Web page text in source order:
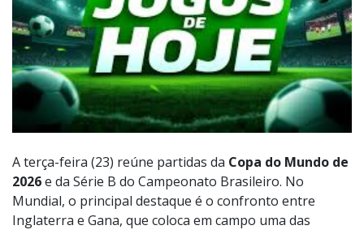
A terça-feira (23) reúne partidas da Copa do Mundo de
2026e da Série B do Campeonato Brasileiro. No
Mundial, o principal destaque é o confronto entre
Inglaterra e Gana, que coloca em campo uma das